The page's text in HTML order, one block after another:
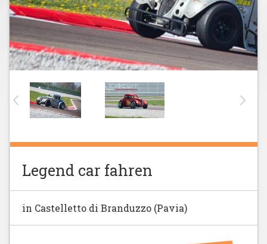
Legend car fahren
in Castelletto di Branduzzo (Pavia)